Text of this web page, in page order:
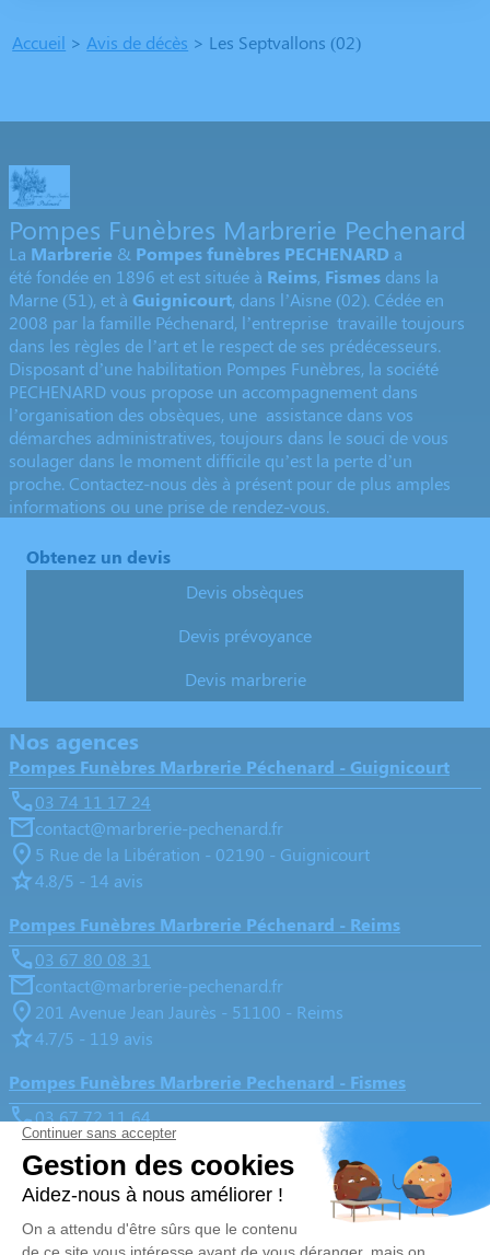
Accueil > Avis de décès > Les Septvallons (02)
Pompes Funèbres Marbrerie Pechenard
La Marbrerie & Pompes funèbres PECHENARD a
été fondée en 1896 et est située à Reims, Fismes dans la
Marne (51), et à Guignicourt, dans l’Aisne (02). Cédée en
2008 par la famille Péchenard, l’entreprise travaille toujours
dans les règles de l’art et le respect de ses prédécesseurs.
Disposant d’une habilitation Pompes Funèbres, la société
PECHENARD vous propose un accompagnement dans
l’organisation des obsèques, une assistance dans vos
démarches administratives, toujours dans le souci de vous
soulager dans le moment difficile qu’est la perte d’un
proche. Contactez-nous dès à présent pour de plus amples
informations ou une prise de rendez-vous.
Obtenez un devis
Devis obsèques
Devis prévoyance
Devis marbrerie
Nos agences
Pompes Funèbres Marbrerie Péchenard - Guignicourt
03 74 11 17 24
contact@marbrerie-pechenard.fr
5 Rue de la Libération - 02190 - Guignicourt
4.8/5 - 14 avis
Pompes Funèbres Marbrerie Péchenard - Reims
03 67 80 08 31
contact@marbrerie-pechenard.fr
201 Avenue Jean Jaurès - 51100 - Reims
4.7/5 - 119 avis
Pompes Funèbres Marbrerie Pechenard - Fismes
03 67 72 11 64
contact@marbrerie-pechenard.fr
2 Rue d'Ardre - 51170 - Fismes
4.9/5 - 18 avis
Nos Services
Organiser des obsèques
Liens utiles
Avis de décès